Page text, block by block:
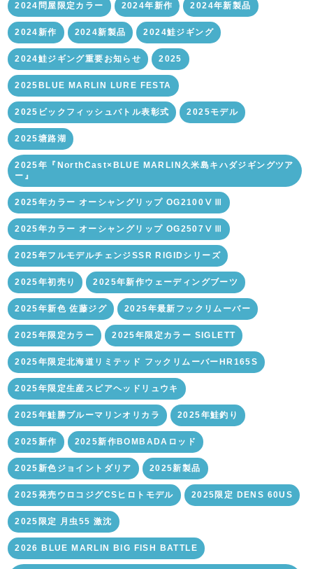
2024問屋限定カラー 2024年新作 2024年新製品
2024新作 2024新製品 2024鮭ジギング
2024鮭ジギング重要お知らせ 2025
2025BLUE MARLIN LURE FESTA
2025ビックフィッシュバトル表彰式 2025モデル
2025塘路湖
2025年『NorthCast×BLUE MARLIN久米島キハダジギングツア
ー』
2025年カラー オーシャングリップ OG2100ⅤⅢ
2025年カラー オーシャングリップ OG2507ⅤⅢ
2025年フルモデルチェンジSSR RIGIDシリーズ
2025年初売り 2025年新作ウェーディングブーツ
2025年新色 佐藤ジグ 2025年最新フックリムーバー
2025年限定カラー 2025年限定カラー SIGLETT
2025年限定北海道リミテッド フックリムーバーHR165S
2025年限定生産スピアヘッドリュウキ
2025年鮭勝ブルーマリンオリカラ 2025年鮭釣り
2025新作 2025新作BOMBADAロッド
2025新色ジョイントダリア 2025新製品
2025発売ウロコジグCSヒロトモデル 2025限定 DENS 60US
2025限定 月虫55 激沈
2026 BLUE MARLIN BIG FISH BATTLE